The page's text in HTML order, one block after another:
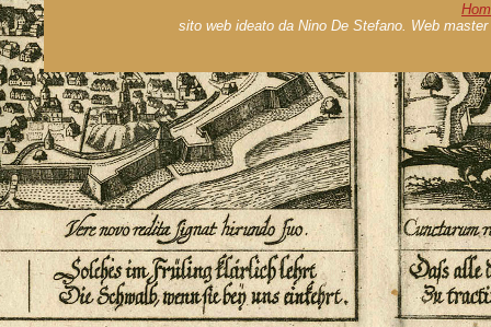
sito web ideato da Nino De Stefano. Web